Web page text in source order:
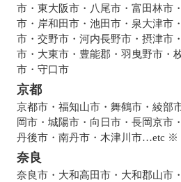
市・東大阪市・八尾市・富田林市
市・岸和田市・池田市・泉大津市
市・交野市・河内長野市・摂津市
市・大東市・豊能郡・羽曳野市・
市・守口市
京都
京都市・福知山市・舞鶴市・綾部
岡市・城陽市・向日市・長岡京市
丹後市・南丹市・木津川市…etc ※
奈良
奈良市・大和高田市・大和郡山市